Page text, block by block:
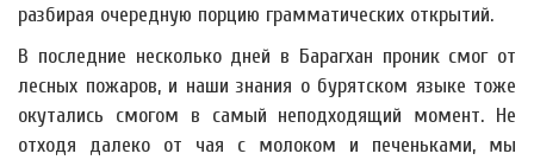
разбирая очередную порцию грамматических открытий.
В последние несколько дней в Барагхан проник смог от
лесных пожаров, и наши знания о бурятском языке тоже
окутались смогом в самый неподходящий момент. Не
отходя далеко от чая с молоком и печеньками, мы